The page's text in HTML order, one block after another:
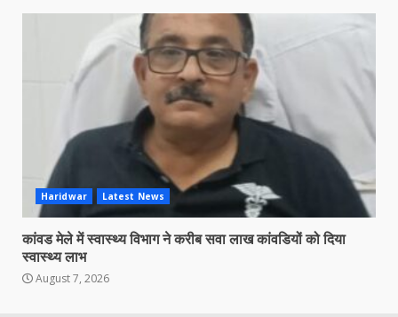
Haridwar Latest News
कांवड मेले में स्वास्थ्य विभाग ने करीब सवा लाख कांवडियों को दिया
स्वास्थ्य लाभ
August 7, 2026